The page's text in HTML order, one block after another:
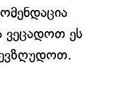
ვეცადოთ ეს